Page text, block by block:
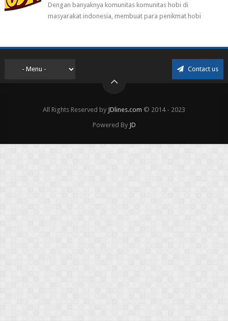
Dengan banyaknya komunitas komunitas hobi di
masyarakat indonesia, membuat para penikmat hobi
Contact us
All Rights Reserved by JDlines.com © 2014 - 2023
Powered By JD